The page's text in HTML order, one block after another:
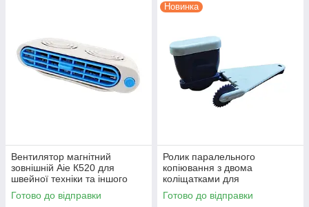
Вентилятор магнітний
зовнішній Aie К520 для
швейної техніки та іншого
обладнання (7439)
Готово до відправки
Новинка
Ролик паралельного
копіювання з двома
коліщатками для
перенесення викрійок на
тканину YL329 (7437)
Готово до відправки